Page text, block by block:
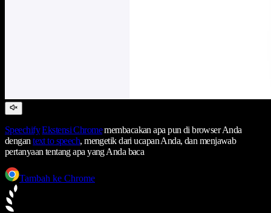
Speechify Ekstensi Chromemembacakan apa pun di browser Anda
dengantext to speech, mengetik dari ucapan Anda, dan menjawab
pertanyaan tentang apa yang Anda baca
Tambah ke Chrome